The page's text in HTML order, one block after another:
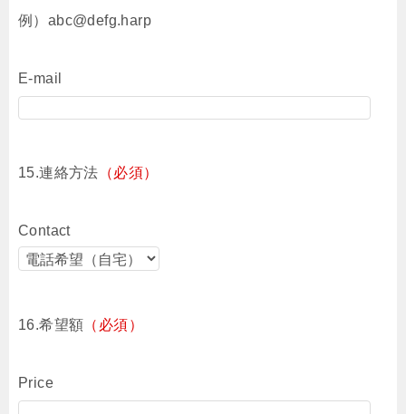
例）abc@defg.harp
E-mail
15.連絡方法 （必須）
Contact
16.希望額 （必須）
Price